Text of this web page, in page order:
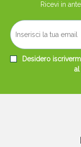
Ricevi in
Desidero